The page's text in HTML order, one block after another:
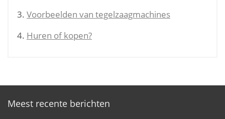
Voorbeelden van tegelzaagmachines
Huren of kopen?
Meest recente berichten